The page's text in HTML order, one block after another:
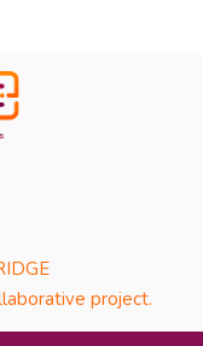
project.